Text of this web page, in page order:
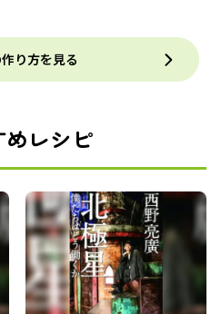
り方を見る
めレシピ